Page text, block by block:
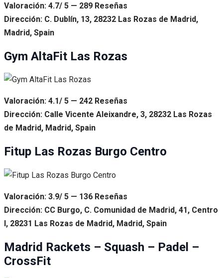
Valoración: 4.7/ 5 — 289 Reseñas
Dirección: C. Dublín, 13, 28232 Las Rozas de Madrid,
Madrid, Spain
Gym AltaFit Las Rozas
Valoración: 4.1/ 5 — 242 Reseñas
Dirección: Calle Vicente Aleixandre, 3, 28232 Las Rozas
de Madrid, Madrid, Spain
Fitup Las Rozas Burgo Centro
Valoración: 3.9/ 5 — 136 Reseñas
Dirección: CC Burgo, C. Comunidad de Madrid, 41, Centro
I, 28231 Las Rozas de Madrid, Madrid, Spain
Madrid Rackets – Squash – Padel –
CrossFit